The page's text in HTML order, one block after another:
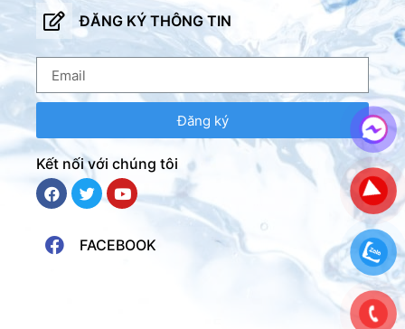
ĐĂNG KÝ THÔNG TIN
Đăng ký
Kết nối với chúng tôi
FACEBOOK